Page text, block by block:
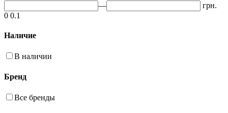
—
грн.
0 0.1
Наличие
В наличии
Бренд
Все бренды